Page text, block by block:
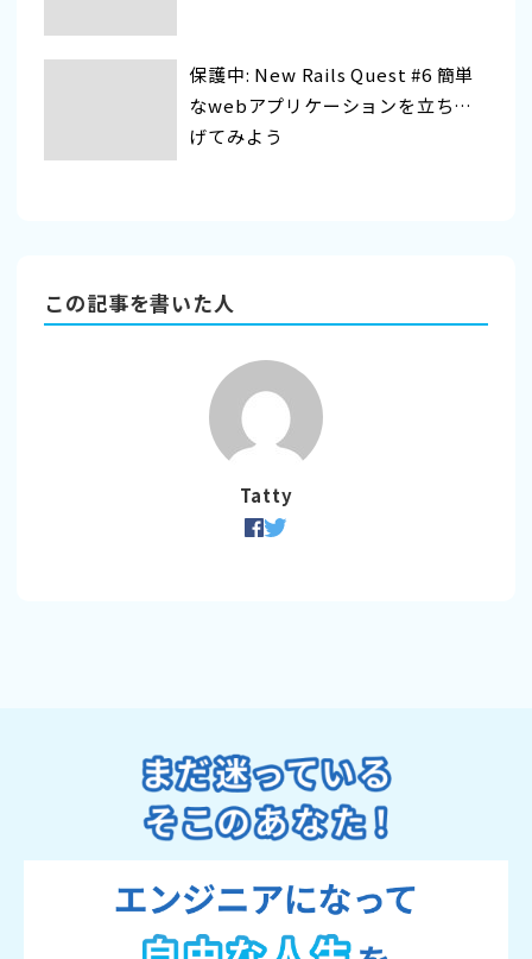
保護中: New Rails Quest #6 簡単
なwebアプリケーションを立ち上
げてみよう
この記事を書いた人
Tatty